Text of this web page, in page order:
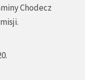
Chodecz